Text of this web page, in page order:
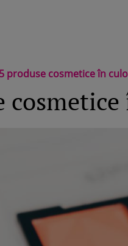
5 produse cosmetice în